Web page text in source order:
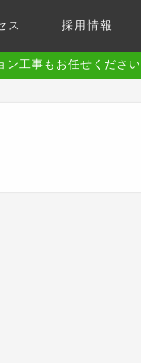
ス 採用情報
ン工事もお任せください